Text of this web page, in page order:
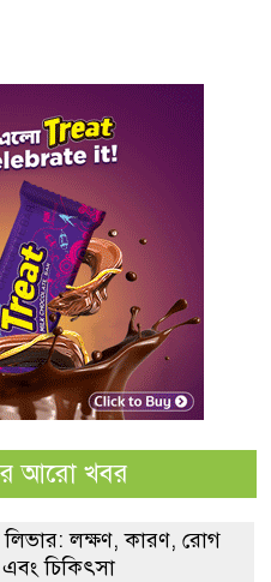
আরো খবর
লিভার: লক্ষণ, কারণ, রোগ
এবং চিকিৎসা